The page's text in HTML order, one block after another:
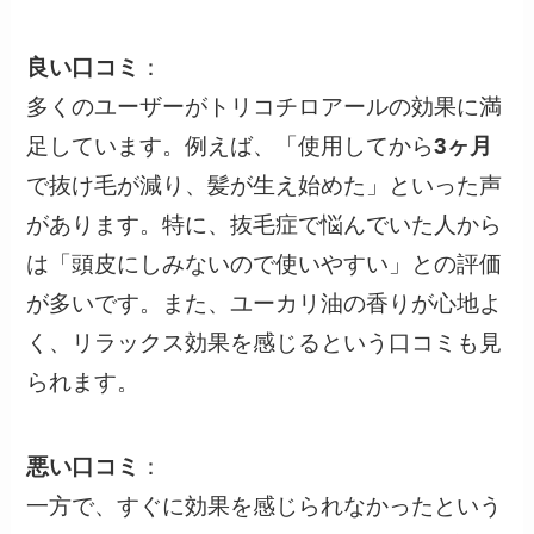
良い口コミ ：
多くのユーザーがトリコチロアールの効果に満
足しています。例えば、「使用してから3ヶ月
で抜け毛が減り、髪が生え始めた」といった声
があります。特に、抜毛症で悩んでいた人から
は「頭皮にしみないので使いやすい」との評価
が多いです。また、ユーカリ油の香りが心地よ
く、リラックス効果を感じるという口コミも見
られます。
悪い口コミ
：
一方で、すぐに効果を感じられなかったという